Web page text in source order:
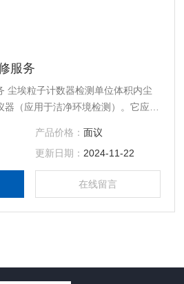
服务
尘埃粒子计数器检测单位体积内尘
（应用于洁净环境检测）。它应用
、疾控中心、光学或精密机械加工、
漆等生产企业和科研部门。
产品价格： 面议
更新日期： 2024-11-22
在线留言